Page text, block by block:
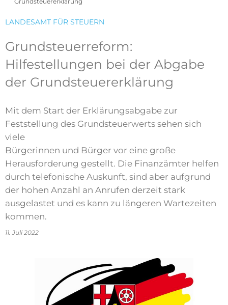
LANDESAMT FÜR STEUERN
Grundsteuerreform:
Hilfestellungen bei der Abgabe
der Grundsteuererklärung
Mit dem Start der Erklärungsabgabe zur
Feststellung des Grundsteuerwerts sehen sich
viele
Bürgerinnen und Bürger vor eine große
Herausforderung gestellt. Die Finanzämter helfen
durch telefonische Auskunft, sind aber aufgrund
der hohen Anzahl an Anrufen derzeit stark
ausgelastet und es kann zu längeren Wartezeiten
kommen.
11. Juli 2022